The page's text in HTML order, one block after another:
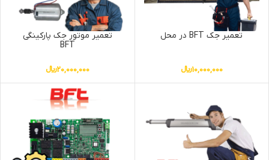
تعمیر جک BFT در محل
10,000,000﷼
تعمیر موتور جک پارکینگی
BFT
20,000,000﷼